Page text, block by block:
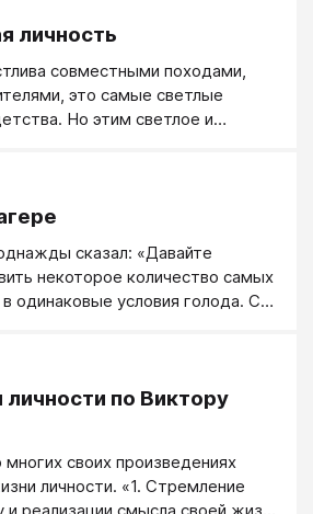
лиц для достижения своих целей
метода "привлечение
личность
совместными походами,
это самые светлые
Но этим светлое и
более поступать по-своему.
моего отца. Между прочим,
на работе его уважали...
сказал: «Давайте
некоторое количество самых
одинаковые условия голода. С
побуждения». В
лагерях, однако, истинным было
Люди стали более различными.
тем же, но люди были различны.
одна из
по Виктору
своих произведениях
личности. «1. Стремление